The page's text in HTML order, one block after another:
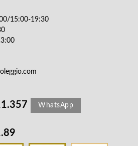
15:00-19:30
WhatsApp